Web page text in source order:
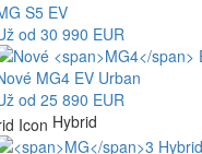
S5 EV
od 30 990 EUR
MG4 EV Urban
od 25 890 EUR
Hybrid